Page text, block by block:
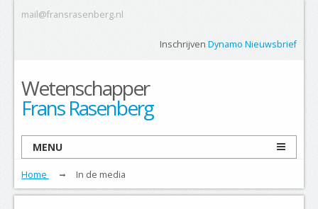
mail@fransrasenberg.nl
Inschrijven Dynamo Nieuwsbrief
Wetenschapper
Frans Rasenberg
MENU
Home In de media